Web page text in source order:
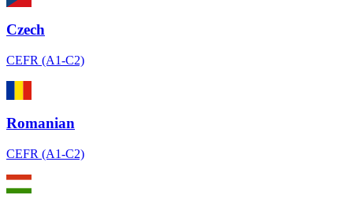
Czech
CEFR (A1-C2)
Romanian
CEFR (A1-C2)